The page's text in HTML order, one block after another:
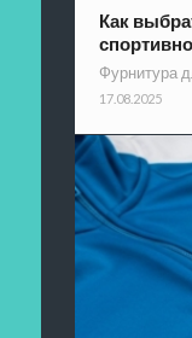
Как
Фурнитура
17.08.2025